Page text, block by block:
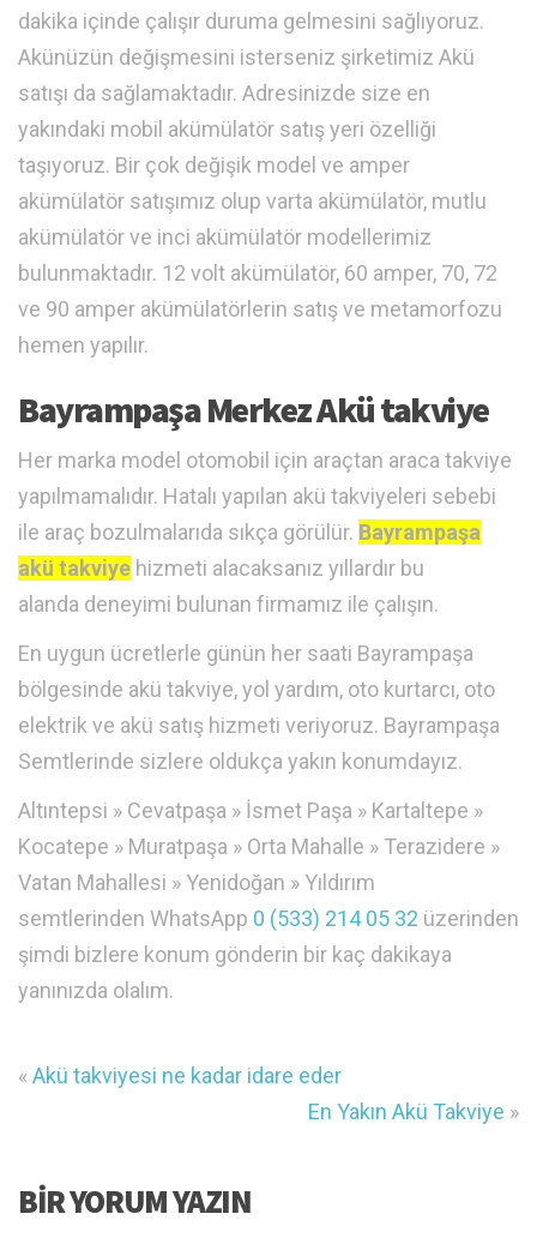
dakika içinde çalışır duruma gelmesini sağlıyoruz.
Akünüzün değişmesini isterseniz şirketimiz Akü
satışı da sağlamaktadır. Adresinizde size en
yakındaki mobil akümülatör satış yeri özelliği
taşıyoruz. Bir çok değişik model ve amper
akümülatör satışımız olup varta akümülatör, mutlu
akümülatör ve inci akümülatör modellerimiz
bulunmaktadır. 12 volt akümülatör, 60 amper, 70, 72
ve 90 amper akümülatörlerin satış ve metamorfozu
hemen yapılır.
Bayrampaşa Merkez Akü takviye
Her marka model otomobil için araçtan araca takviye
yapılmamalıdır. Hatalı yapılan akü takviyeleri sebebi
ile araç bozulmalarıda sıkça görülür. Bayrampaşa
akü takviye hizmeti alacaksanız yıllardır bu
alanda deneyimi bulunan firmamız ile çalışın.
En uygun ücretlerle günün her saati Bayrampaşa
bölgesinde akü takviye, yol yardım, oto kurtarcı, oto
elektrik ve akü satış hizmeti veriyoruz. Bayrampaşa
Semtlerinde sizlere oldukça yakın konumdayız.
Altıntepsi » Cevatpaşa » İsmet Paşa » Kartaltepe »
Kocatepe » Muratpaşa » Orta Mahalle » Terazidere »
Vatan Mahallesi » Yenidoğan » Yıldırım
semtlerinden WhatsApp 0 (533) 214 05 32 üzerinden
şimdi bizlere konum gönderin bir kaç dakikaya
yanınızda olalım.
«Akü takviyesi ne kadar idare eder
En Yakın Akü Takviye »
BIR YORUM YAZIN